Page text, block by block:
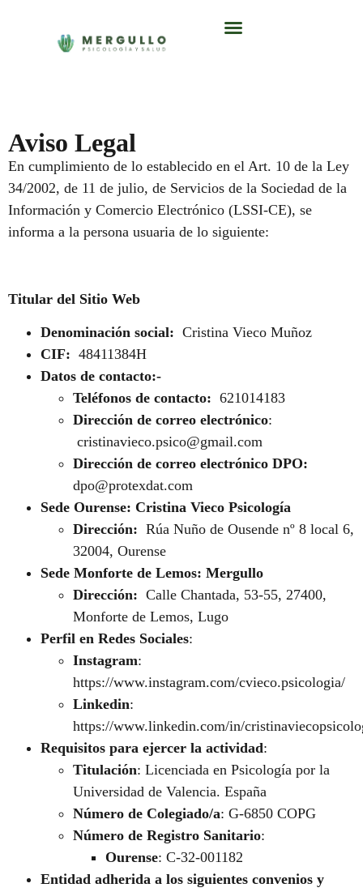
Aviso Legal
En cumplimiento de lo establecido en el Art. 10 de la Ley
34/2002, de 11 de julio, de Servicios de la Sociedad de la
Información y Comercio Electrónico (LSSI-CE), se
informa a la persona usuaria de lo siguiente:
Titular del Sitio Web
Denominación social: Cristina Vieco Muñoz
CIF: 48411384H
Datos de contacto:-
Teléfonos de contacto: 621014183
Dirección de correo electrónico:
cristinavieco.psico@gmail.com
Dirección de correo electrónico DPO:
dpo@protexdat.com
Sede Ourense: Cristina Vieco Psicología
Dirección: Rúa Nuño de Ousende nº 8 local 6,
32004, Ourense
Sede Monforte de Lemos: Mergullo
Dirección: Calle Chantada, 53-55, 27400,
Monforte de Lemos, Lugo
Perfil en Redes Sociales:
Instagram:
https://www.instagram.com/cvieco.psicologia/
Linkedin:
https://www.linkedin.com/in/
Requisitos para ejercer la actividad:
Titulación: Licenciada en Psicología por la
Universidad de Valencia. España
Número de Colegiado/a: G-6850 COPG
Número de Registro Sanitario:
Ourense: C-32-001182
Entidad adherida a los siguientes convenios y